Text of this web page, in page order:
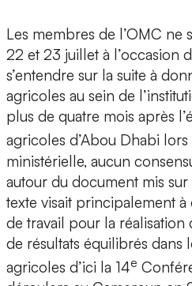
Les membres de l’OMC ne
22 et 23 juillet à l’occasion
s’entendre sur la suite à
agricoles au sein de
plus de quatre mois après
agricoles d’Abou Dhabi lors
ministérielle, aucun
autour du document mis
texte visait principalement
de travail pour la
de résultats équilibrés dans
agricoles d’ici la 14e